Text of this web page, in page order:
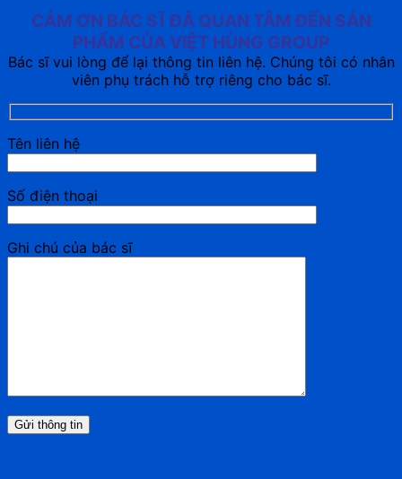
CẢM ƠN BÁC SĨ ĐÃ QUAN TÂM ĐẾN SẢN
PHẨM CỦA VIỆT HÙNG GROUP
Bác sĩ vui lòng để lại thông tin liên hệ. Chúng tôi có nhân
viên phụ trách hỗ trợ riêng cho bác sĩ.
Tên liên hệ
Số điện thoại
Ghi chú của bác sĩ